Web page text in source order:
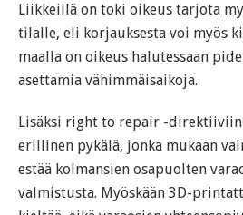
Liikkeillä on toki oikeus tarjota
tilalle, eli korjauksesta voi myös
maalla on oikeus halutessaan
asettamia vähimmäisaikoja.
Lisäksi right to repair -
erillinen pykälä, jonka mukaan
estää kolmansien osapuolten
valmistusta. Myöskään 3D-